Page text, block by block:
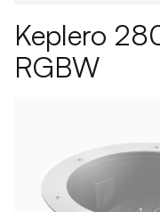
Keplero
RGBW